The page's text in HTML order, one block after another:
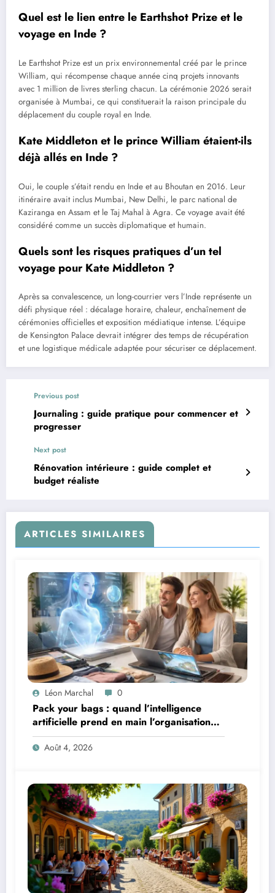
Quel est le lien entre le Earthshot Prize et le
voyage en Inde ?
Le Earthshot Prize est un prix environnemental créé par le prince
William, qui récompense chaque année cinq projets innovants
avec 1 million de livres sterling chacun. La cérémonie 2026 serait
organisée à Mumbai, ce qui constituerait la raison principale du
déplacement du couple royal en Inde.
Kate Middleton et le prince William étaient-ils
déjà allés en Inde ?
Oui, le couple s’était rendu en Inde et au Bhoutan en 2016. Leur
itinéraire avait inclus Mumbai, New Delhi, le parc national de
Kaziranga en Assam et le Taj Mahal à Agra. Ce voyage avait été
considéré comme un succès diplomatique et humain.
Quels sont les risques pratiques d’un tel
voyage pour Kate Middleton ?
Après sa convalescence, un long-courrier vers l’Inde représente un
défi physique réel : décalage horaire, chaleur, enchaînement de
cérémonies officielles et exposition médiatique intense. L’équipe
de Kensington Palace devrait intégrer des temps de récupération
et une logistique médicale adaptée pour sécuriser ce déplacement.
Previous post
Journaling : guide pratique pour commencer et
progresser
Next post
Rénovation intérieure : guide complet et
budget réaliste
ARTICLES SIMILAIRES
Léon Marchal 0
Pack your bags : quand l’intelligence
artificielle prend en main l’organisation
de leurs voyages
Août 4, 2026